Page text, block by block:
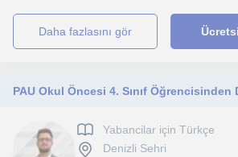
daha fazlasını gör
Yabancilar için Türkçe
Denizli Sehri